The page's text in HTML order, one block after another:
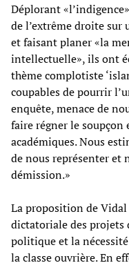
Déplorant
de l’extrême droite sur
et faisant planer «la
intellectuelle», ils ont
thème complotiste
coupables de pourrir
enquête, menace de
faire régner le soupçon
académiques. Nous
de nous représenter et
démission.»
La proposition de
dictatoriale des projets
politique et la
la classe ouvrière. En